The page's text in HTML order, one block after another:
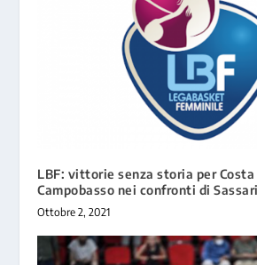
LBF: vittorie senza storia per Costa
Campobasso nei confronti di
Ottobre 2, 2021